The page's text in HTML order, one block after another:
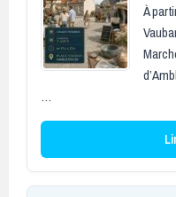
À
…